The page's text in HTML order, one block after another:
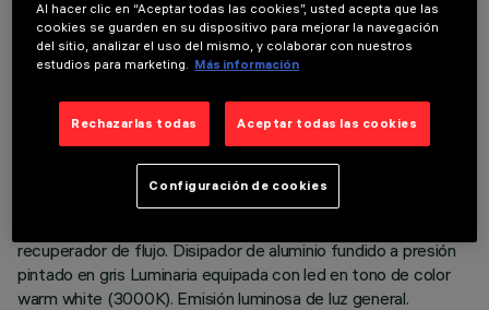
DATOS TÉCNICOS
Luminaria circular fija para usar con lámpara LED de
tecnología C.o.B. Versión con marco para instalación en
recuperador de flujo. Disipador de aluminio fundido a presión
pintado en gris Luminaria equipada con led en tono de color
warm white (3000K). Emisión luminosa de luz general.
Al hacer clic en “Aceptar todas las cookies”, usted acepta que las
cookies se guarden en su dispositivo para mejorar la navegación
del sitio, analizar el uso del mismo, y colaborar con nuestros
estudios para marketing. Más información
Rechazarlas todas Aceptar todas las cookies
Configuración de cookies